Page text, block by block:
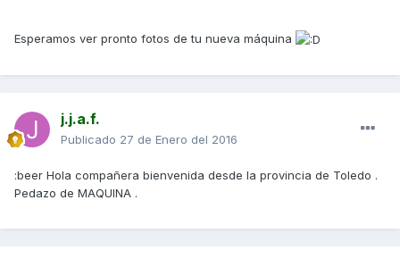
Esperamos ver pronto fotos de tu nueva máquina
j.j.a.f.
Publicado 27 de Enero del 2016
:beer Hola compañera bienvenida desde la provincia de Toledo .
Pedazo de MAQUINA .